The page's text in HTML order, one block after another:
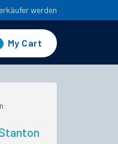
werden
My Cart